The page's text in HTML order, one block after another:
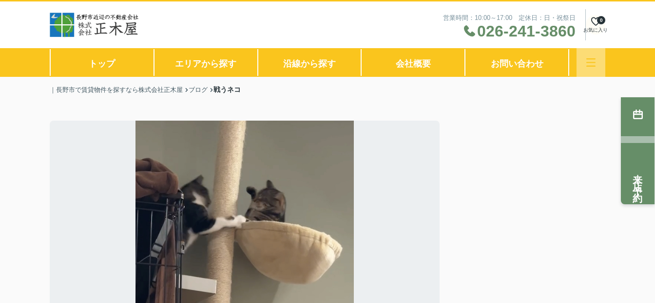
営業時間：10:00～17:00 定休日：日・祝祭日
026-241-3860 お気に入り
0
トップ エリアから探す 沿線から探す 会社概要 お問い合わせ
｜長野市で賃貸物件を探すなら株式会社正木屋 ブログ 戦うネコ
来店予約